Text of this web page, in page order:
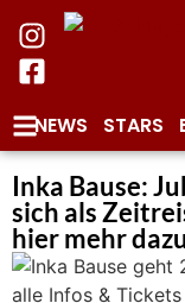
NEWS STARS
Inka Bause:
sich als
hier mehr dazu